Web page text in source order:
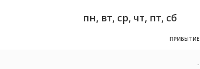
пн, вт, ср, чт, пт, сб
ПРИБЫТИЕ
-